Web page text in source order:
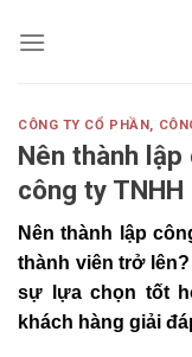
CÔNG TY CỔ PHẦN,
Nên thành
công ty
Nên thành lập
thành viên trở
sự lựa chọn tốt
khách hàng giải